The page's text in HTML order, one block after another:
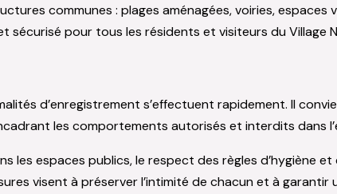
communes : plages aménagées, voiries,
pour tous les résidents et visiteurs du Village
d’enregistrement s’effectuent rapidement. Il
les comportements autorisés et interdits dans
espaces publics, le respect des règles d’hygiène
visent à préserver l’intimité de chacun et à